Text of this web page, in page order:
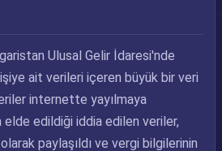
Ulusal Gelir İdaresi'nde
ait verileri içeren büyük bir veri
internette yayılmaya
elde edildiği iddia edilen veriler,
paylaşıldı ve vergi bilgilerinin